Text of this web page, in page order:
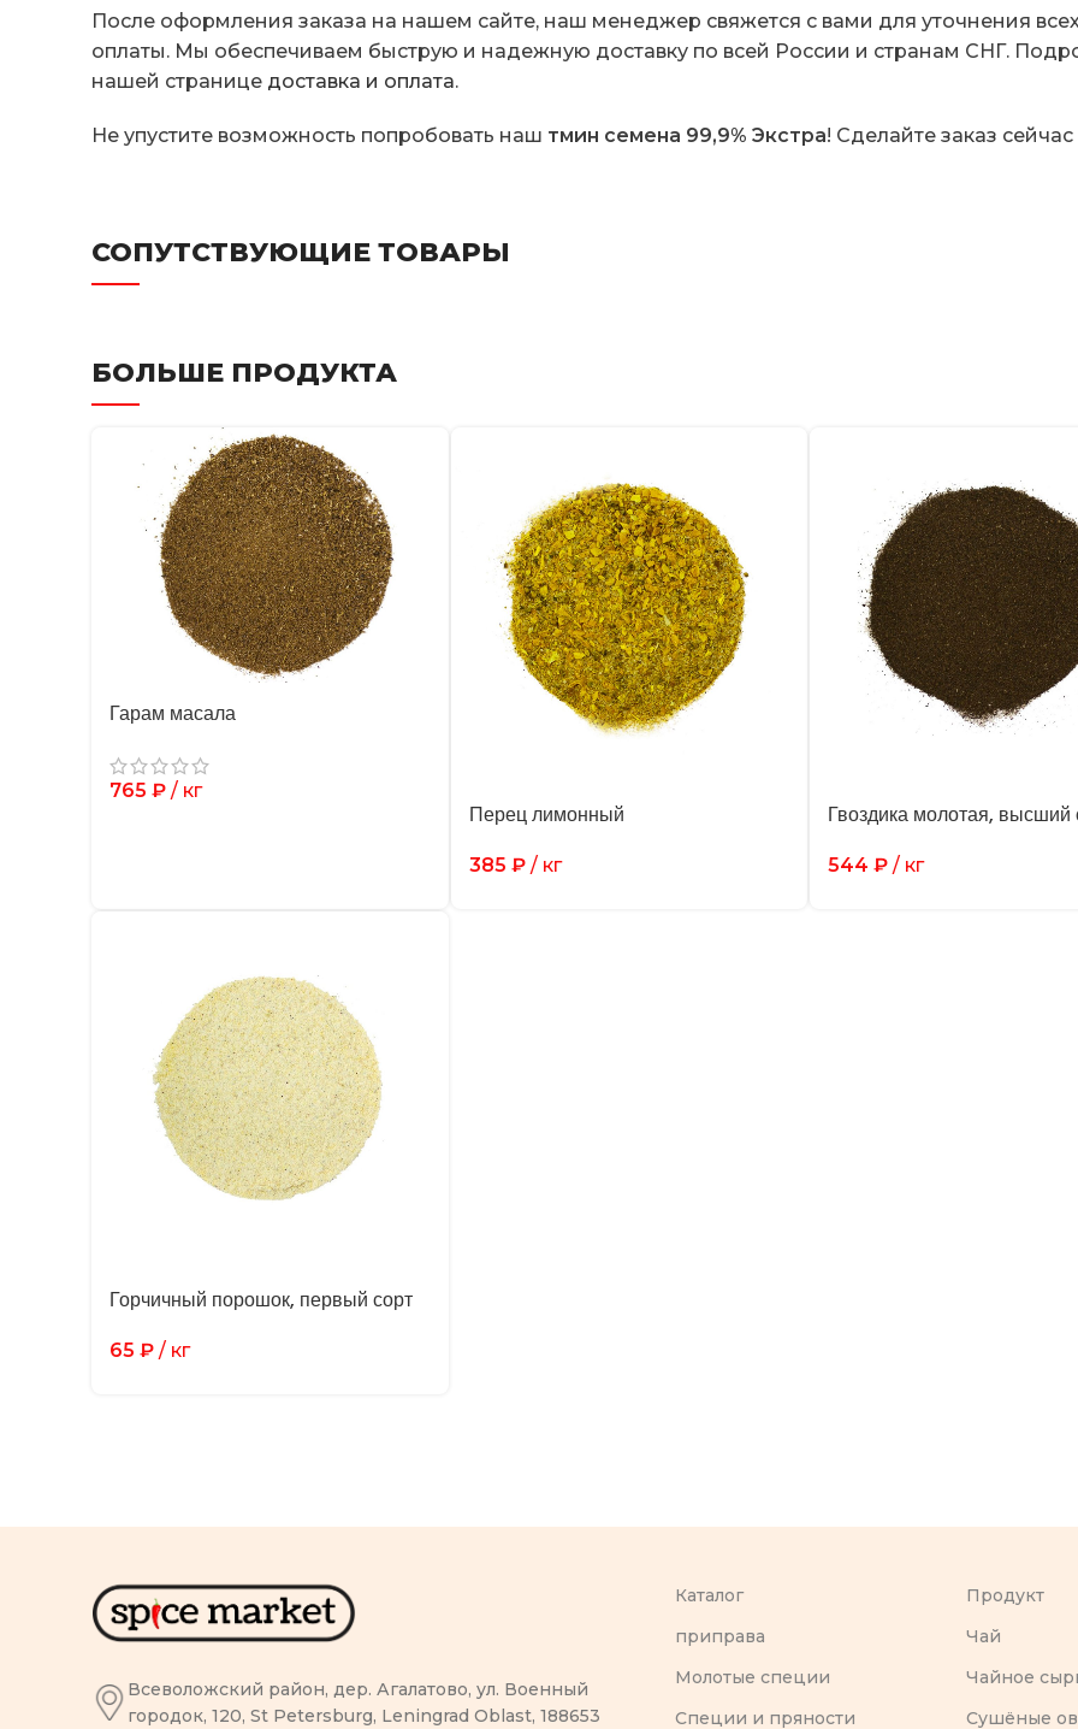
После оформления заказа на нашем сайте, наш менеджер свяжется с вами для уточнения
оплаты. Мы обеспечиваем быструю и надежную доставку по всей России и странам СНГ.
нашей странице доставка и оплата.
Не упустите возможность попробовать наш тмин семена 99,9% Экстра! Сделайте заказ сейчас
СОПУТСТВУЮЩИЕ ТОВАРЫ
БОЛЬШЕ ПРОДУКТА
Гарам масала
765 ₽ / кг
Перец лимонный
385 ₽/ кг
Гвоздика молотая, высший
544 ₽ / кг
Горчичный порошок, первый сорт
65 ₽ / кг
Всеволожский район, дер. Агалатово, ул. Военный
городок, 120, St Petersburg, Leningrad Oblast, 188653
Каталог
приправа
Молотые специи
Специи и пряности
Продукт
Чай
Чайное
Сушёные